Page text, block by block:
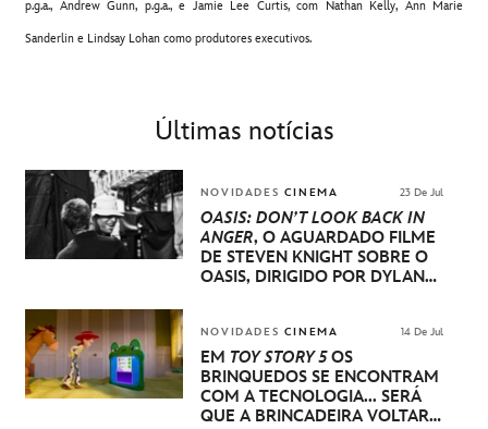
p.g.a., Andrew Gunn, p.g.a., e Jamie Lee Curtis, com Nathan Kelly, Ann Marie
Sanderlin e Lindsay Lohan como produtores executivos.
Últimas notícias
NOVIDADES CINEMA 23 De Jul
OASIS: DON’T LOOK BACK IN
ANGER, O AGUARDADO FILME
DE STEVEN KNIGHT SOBRE O
OASIS, DIRIGIDO POR DYLAN
NO FESTIVAL INTERNACIONAL
DE CINEMA DE VENEZA
NOVIDADES CINEMA 14 De Jul
EM TOY STORY 5OS
BRINQUEDOS SE ENCONTRAM
COM A TECNOLOGIA... SERÁ
QUE A BRINCADEIRA VOLTARÁ